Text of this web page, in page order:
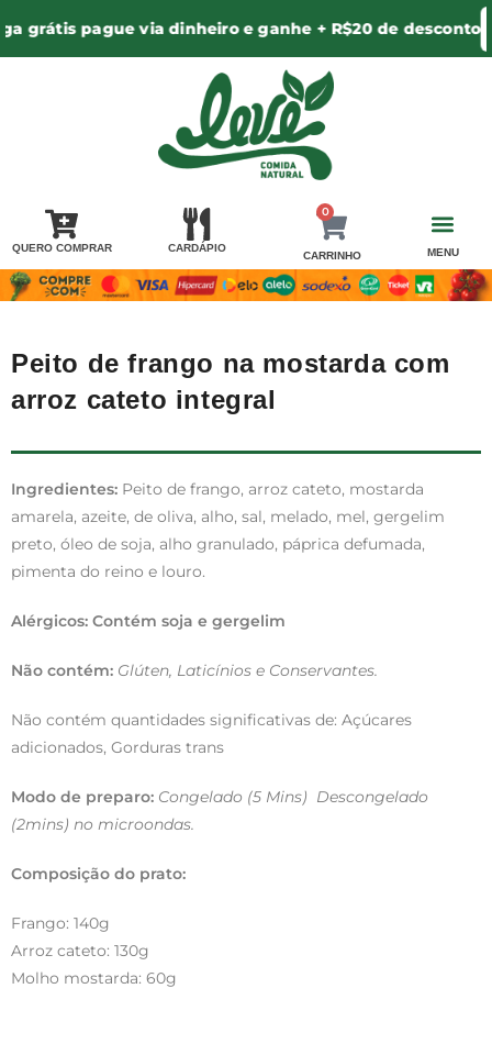
grátis pague via dinheiro e ganhe + R$20 de desconto
QUERO COMPRAR CARDÁPIO
0
CARRINHO MENU
Peito de frango na mostarda com
arroz cateto integral
Ingredientes: Peito de frango, arroz cateto, mostarda
amarela, azeite, de oliva, alho, sal, melado, mel, gergelim
preto, óleo de soja, alho granulado, páprica defumada,
pimenta do reino e louro.
Alérgicos: Contém soja e gergelim
Não contém: Glúten, Laticínios e Conservantes.
Não contém quantidades significativas de: Açúcares
adicionados, Gorduras trans
Modo de preparo: Congelado (5 Mins) Descongelado
(2mins) no microondas.
Composição do prato:
Frango: 140g
Arroz cateto: 130g
Molho mostarda: 60g